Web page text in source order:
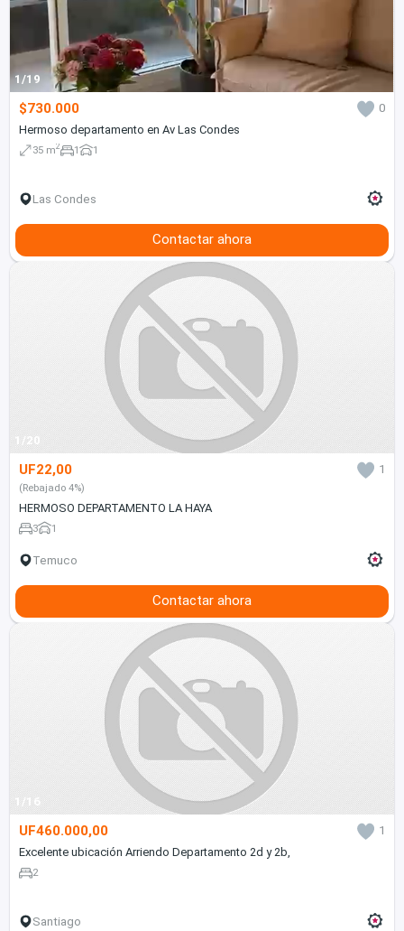
1/19
$730.000
0
Hermoso departamento en Av Las Condes
35 m2 1 1
Las Condes
Contactar ahora
1/20
UF22,00 1
(Rebajado 4%)
HERMOSO DEPARTAMENTO LA HAYA
3 1
Temuco
Contactar ahora
1/16
UF460.000,00
1
Excelente ubicación Arriendo Departamento 2d y 2b,
2
Santiago